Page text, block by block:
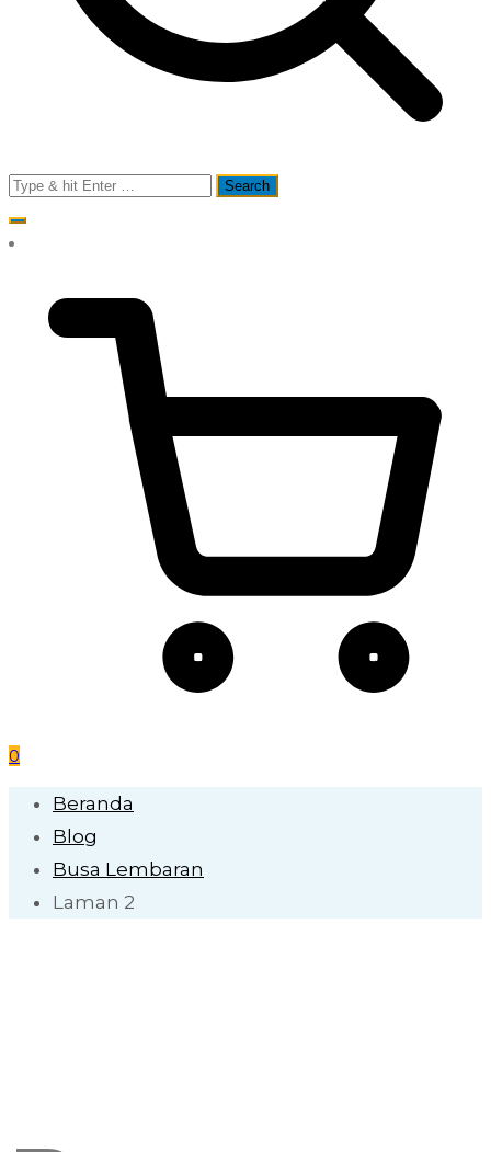
Search
for:
0
Beranda
Blog
Busa Lembaran
Laman 2